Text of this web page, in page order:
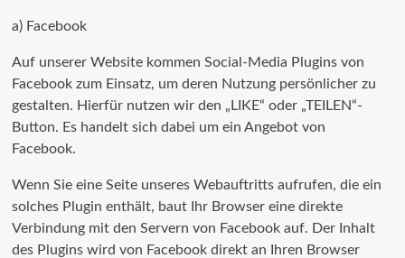
a) Facebook
Auf unserer Website kommen Social-Media Plugins von
Facebook zum Einsatz, um deren Nutzung persönlicher zu
gestalten. Hierfür nutzen wir den „LIKE“ oder „TEILEN“-
Button. Es handelt sich dabei um ein Angebot von
Facebook.
Wenn Sie eine Seite unseres Webauftritts aufrufen, die ein
solches Plugin enthält, baut Ihr Browser eine direkte
Verbindung mit den Servern von Facebook auf. Der Inhalt
des Plugins wird von Facebook direkt an Ihren Browser